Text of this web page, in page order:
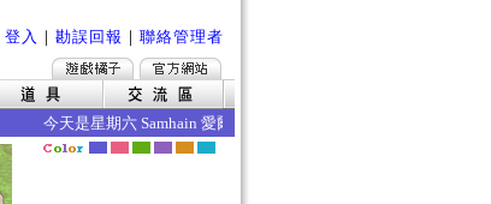
登入 ｜ 勘誤回報 ｜ 聯絡管理者
今天是星期六 Samhain 愛爾琳山夏 今日的效果如下 ‧年齡成